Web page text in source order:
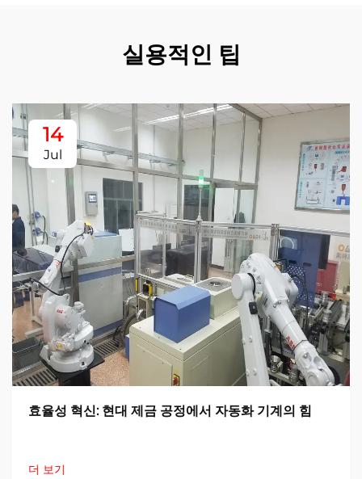
실용적인 팁
14
Jul
효율성 혁신: 현대 제금 공정에서 자동화 기계의 힘
더 보기